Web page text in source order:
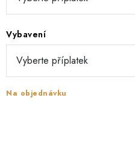
ODSTOUPENÍ OD SMLOUVY
POŠTOVNÍ SCHRÁNKY
ZNAČKY
Vybavení
Na objednávku